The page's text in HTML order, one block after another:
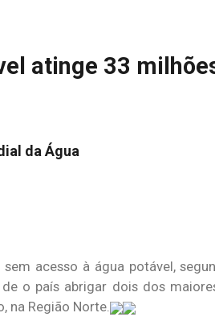
atinge 33
da Água
acesso à água potável,
o país abrigar dois dos
na Região Norte.